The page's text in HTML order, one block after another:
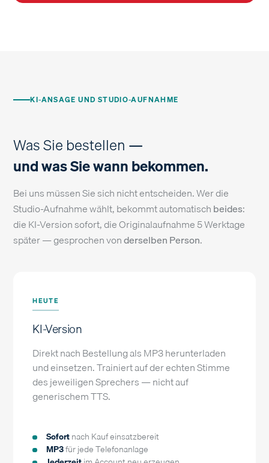
KI-ANSAGE UND STUDIO-AUFNAHME
Was Sie bestellen —
und was Sie wann bekommen.
Bei uns müssen Sie sich nicht entscheiden. Wer die
Studio-Aufnahme wählt, bekommt automatischbeides:
die KI-Version sofort, die Originalaufnahme 5 Werktage
später — gesprochen vonderselben Person.
HEUTE
KI-Version
Direkt nach Bestellung als MP3 herunterladen
und einsetzen. Trainiert auf der echten Stimme
des jeweiligen Sprechers — nicht auf
generischem TTS.
Sofortnach Kauf einsatzbereit
MP3für jede Telefonanlage